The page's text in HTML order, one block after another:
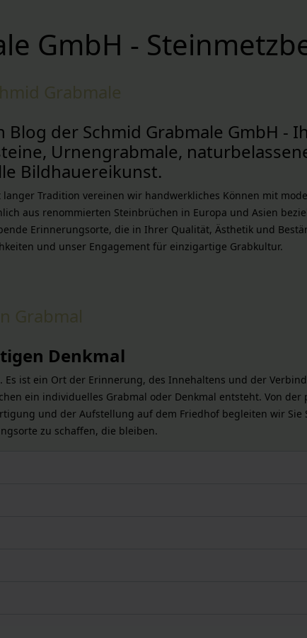
GmbH -
Grabmale
Blog der Schmid Grabmale GmbH -
Urnengrabmale,
Bildhauereikunst.
Tradition vereinen wir handwerkliches Können mit
aus renommierten Steinbrüchen in Europa und Asien
Erinnerungsorte, die in Ihrer Qualität, Ästhetik und
und unser Engagement für einzigartige Grabkultur.
Grabmal
Denkmal
Es ist ein Ort der Erinnerung, des Innehaltens und der
ein individuelles Grabmal oder Denkmal entsteht. Von
und der Aufstellung auf dem Friedhof begleiten wir
zu schaffen, die bleiben.